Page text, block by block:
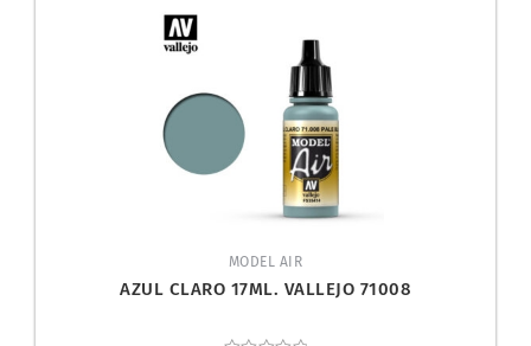
MODEL AIR
AZUL CLARO 17ML. VALLEJO 71008